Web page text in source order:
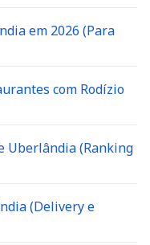
em 2026 (Para
com Rodízio
Uberlândia (Ranking
(Delivery e